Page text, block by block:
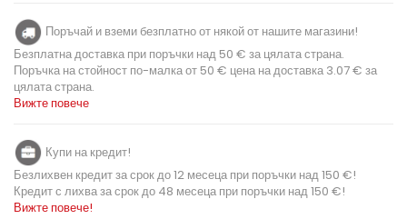
Поръчай и вземи безплатно от някой от нашите магазини!
Безплатна доставка при поръчки над 50 € за цялата страна.
Поръчка на стойност по-малка от 50 € цена на доставка 3.07 € за
цялата страна.
Вижте повече
Купи на кредит!
Безлихвен кредит за срок до 12 месеца при поръчки над 150 €!
Кредит с лихва за срок до 48 месеца при поръчки над 150 €!
Вижте повече!